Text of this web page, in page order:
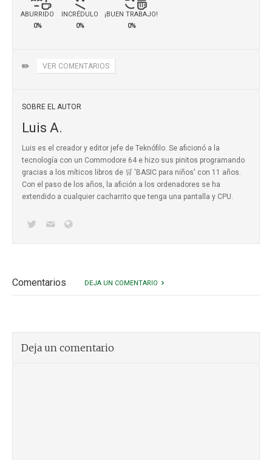
ABURRIDO
0%
INCRÉDULO
0%
¡BUEN TRABAJO!
0%
✏️ VER COMENTARIOS
SOBRE EL AUTOR
Luis A.
Luis es el creador y editor jefe de Teknófilo. Se aficionó a la
tecnología con un Commodore 64 e hizo sus pinitos programando
gracias a los míticos libros de 🛒 'BASIC para niños' con 11 años.
Con el paso de los años, la afición a los ordenadores se ha
extendido a cualquier cacharrito que tenga una pantalla y CPU.
Comentarios DEJA UN COMENTARIO
Deja un comentario